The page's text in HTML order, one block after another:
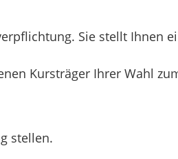
Sie stellt Ihnen
Kursträger Ihrer Wahl
stellen.